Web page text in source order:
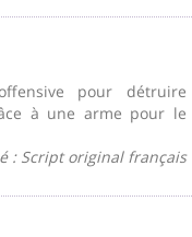
pour détruire
à une arme pour le
: Script original français